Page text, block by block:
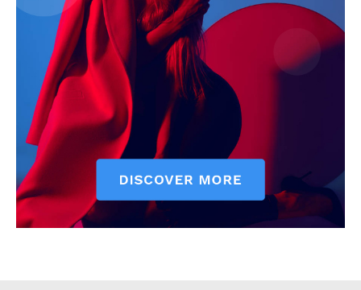
개인정보취급방침
청소년보호정책